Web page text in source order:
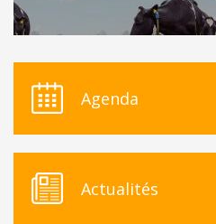
Agenda
Actualités